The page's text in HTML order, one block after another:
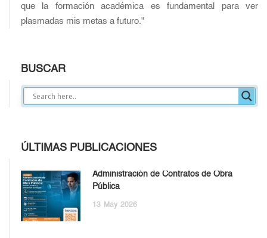
que la formación académica es fundamental para ver
plasmadas mis metas a futuro."
BUSCAR
ÚLTIMAS PUBLICACIONES
Administración de Contratos de Obra
Pública
13 May 2026